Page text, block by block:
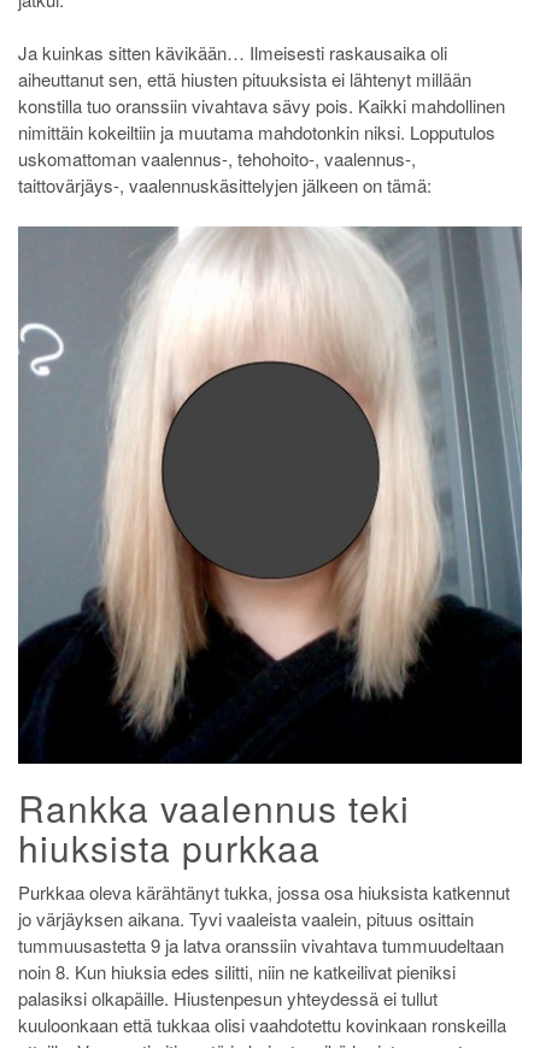
Ja kuinkas sitten kävikään… Ilmeisesti raskausaika oli
aiheuttanut sen, että hiusten pituuksista ei lähtenyt millään
konstilla tuo oranssiin vivahtava sävy pois. Kaikki mahdollinen
nimittäin kokeiltiin ja muutama mahdotonkin niksi. Lopputulos
uskomattoman vaalennus-, tehohoito-, vaalennus-,
taittovärjäys-, vaalennuskäsittelyjen jälkeen on tämä:
Rankka vaalennus teki
hiuksista purkkaa
Purkkaa oleva kärähtänyt tukka, jossa osa hiuksista katkennut
jo värjäyksen aikana. Tyvi vaaleista vaalein, pituus osittain
tummuusastetta 9 ja latva oranssiin vivahtava tummuudeltaan
noin 8. Kun hiuksia edes silitti, niin ne katkeilivat pieniksi
palasiksi olkapäille. Hiustenpesun yhteydessä ei tullut
kuuloonkaan että tukkaa olisi vaahdotettu kovinkaan ronskeilla